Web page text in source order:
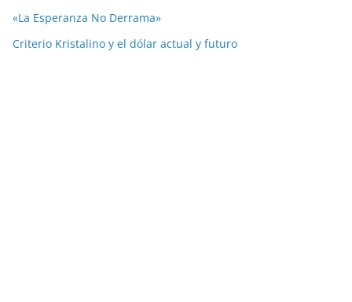
«La Esperanza No Derrama»
Criterio Kristalino y el dólar actual y futuro